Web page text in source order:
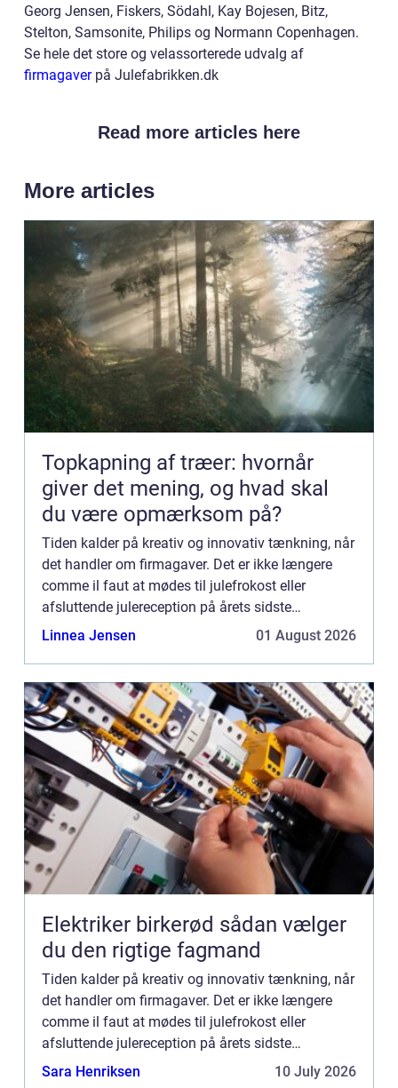
Georg Jensen, Fiskers, Södahl, Kay Bojesen, Bitz,
Stelton, Samsonite, Philips og Normann Copenhagen.
Se hele det store og velassorterede udvalg af
firmagaverpå Julefabrikken.dk
Read more articles here
More articles
Topkapning af træer: hvornår
giver det mening, og hvad skal
du være opmærksom på?
Tiden kalder på kreativ og innovativ tænkning, når
det handler om firmagaver. Det er ikke længere
comme il faut at mødes til julefrokost eller
afsluttende julereception på årets sidste
arbejdsdag og uddele firmagaver til medarbejdere
Linnea Jensen 01 August 2026
Elektriker birkerød sådan vælger
du den rigtige fagmand
Tiden kalder på kreativ og innovativ tænkning, når
det handler om firmagaver. Det er ikke længere
comme il faut at mødes til julefrokost eller
afsluttende julereception på årets sidste
arbejdsdag og uddele firmagaver til medarbejdere
Sara Henriksen 10 July 2026